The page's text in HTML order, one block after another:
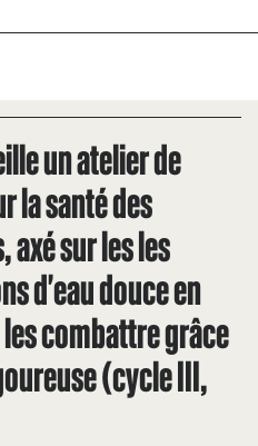
un atelier de
la santé des
sur les les
d'eau douce en
combattre grâce
(cycle III,